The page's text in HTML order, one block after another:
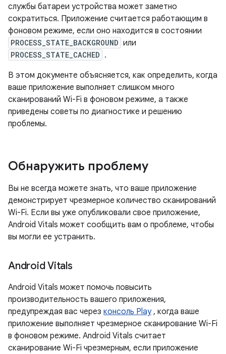
службы батареи устройства может заметно
сократиться. Приложение считается работающим в
фоновом режиме, если оно находится в состоянии
PROCESS_STATE_BACKGROUND или
PROCESS_STATE_CACHED .
В этом документе объясняется, как определить, когда
ваше приложение выполняет слишком много
сканирований Wi-Fi в фоновом режиме, а также
приведены советы по диагностике и решению
проблемы.
Обнаружить проблему
Вы не всегда можете знать, что ваше приложение
демонстрирует чрезмерное количество сканирований
Wi-Fi. Если вы уже опубликовали свое приложение,
Android Vitals может сообщить вам о проблеме, чтобы
вы могли ее устранить.
Android Vitals
Android Vitals может помочь повысить
производительность вашего приложения,
предупреждая вас через консоль Play, когда ваше
приложение выполняет чрезмерное сканирование Wi-Fi
в фоновом режиме. Android Vitals считает
сканирование Wi-Fi чрезмерным, если приложение